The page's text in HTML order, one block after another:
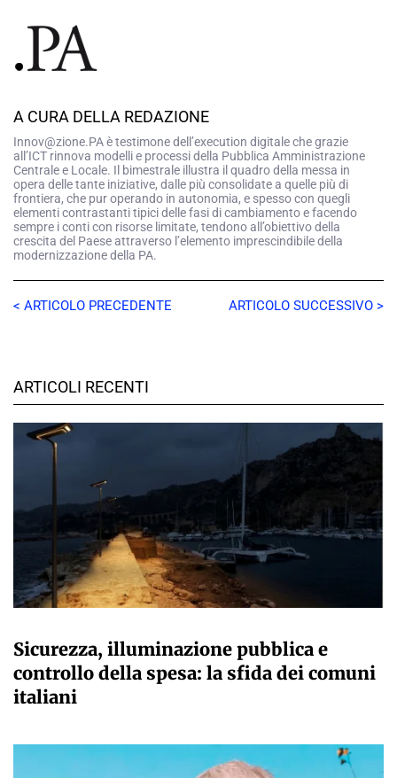
A CURA DELLA REDAZIONE
Innov@zione.PA è testimone dell’execution digitale che grazie
all’ICT rinnova modelli e processi della Pubblica Amministrazione
Centrale e Locale. Il bimestrale illustra il quadro della messa in
opera delle tante iniziative, dalle più consolidate a quelle più di
frontiera, che pur operando in autonomia, e spesso con quegli
elementi contrastanti tipici delle fasi di cambiamento e facendo
sempre i conti con risorse limitate, tendono all’obiettivo della
crescita del Paese attraverso l’elemento imprescindibile della
modernizzazione della PA.
< ARTICOLO PRECEDENTE ARTICOLO SUCCESSIVO >
ARTICOLI RECENTI
Sicurezza, illuminazione pubblica e
controllo della spesa: la sfida dei comuni
italiani